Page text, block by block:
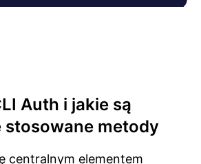
Auth i jakie są
stosowane metody
centralnym elementem